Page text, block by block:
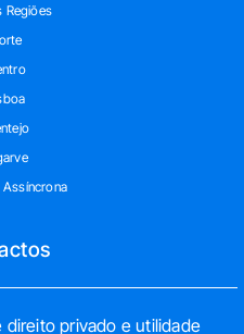
Regiões
direito privado e utilidade